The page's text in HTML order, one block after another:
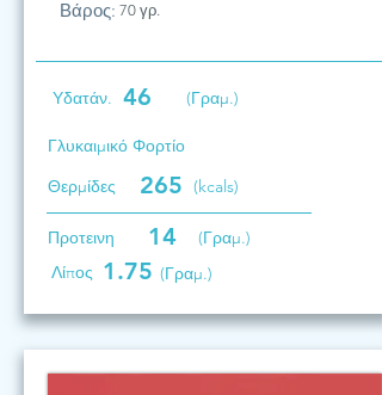
Βάρος: 70 γρ.
Υδατάν. 46 (Γραμ.)
Γλυκαιμικό Φορτίο
Θερμίδες
265 (kcals)
Προτεινη 14
(Γραμ.)
Λίπος 1.75 (Γραμ.)